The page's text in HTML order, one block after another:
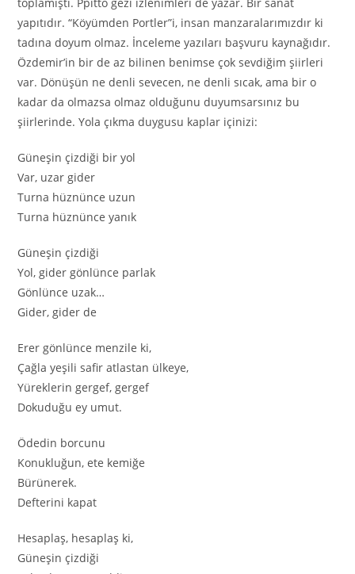
yapıtıdır. “Köyümden Portler”i, insan manzaralarımızdır ki
tadına doyum olmaz. İnceleme yazıları başvuru kaynağıdır.
Özdemir’in bir de az bilinen benimse çok sevdiğim şiirleri
var. Dönüşün ne denli sevecen, ne denli sıcak, ama bir o
kadar da olmazsa olmaz olduğunu duyumsarsınız bu
şiirlerinde. Yola çıkma duygusu kaplar içinizi:
Güneşin çizdiği bir yol
Var, uzar gider
Turna hüznünce uzun
Turna hüznünce yanık
Güneşin çizdiği
Yol, gider gönlünce parlak
Gönlünce uzak…
Gider, gider de
Erer gönlünce menzile ki,
Çağla yeşili safir atlastan ülkeye,
Yüreklerin gergef, gergef
Dokuduğu ey umut.
Ödedin borcunu
Konukluğun, ete kemiğe
Bürünerek.
Defterini kapat
Hesaplaş, hesaplaş ki,
Güneşin çizdiği